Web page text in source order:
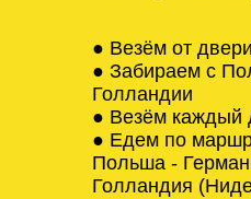
● Везём от
● Забираем с
Голландии
● Везём каждый
● Едем по
Польша -
Голландия